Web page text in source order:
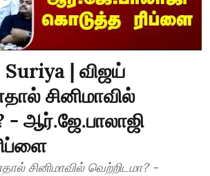
| விஜய்
சினிமாவில்
- ஆர்.ஜே.பாலாஜி
சினிமாவில் வெற்றிடமா? -